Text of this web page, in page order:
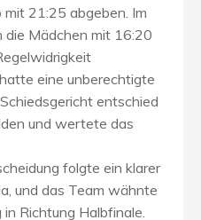
21:25 abgeben. Im
die Mädchen mit 16:20
eine unberechtigte
entschied
und wertete das
folgte ein klarer
und das Team wähnte
Richtung Halbfinale.